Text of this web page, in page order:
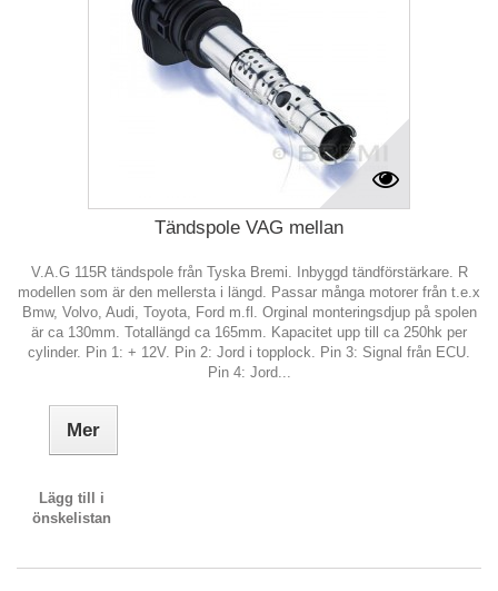
Tändspole VAG mellan
V.A.G 115R tändspole från Tyska Bremi. Inbyggd tändförstärkare. R
modellen som är den mellersta i längd. Passar många motorer från t.e.x
Bmw, Volvo, Audi, Toyota, Ford m.fl. Orginal monteringsdjup på spolen
är ca 130mm. Totallängd ca 165mm. Kapacitet upp till ca 250hk per
cylinder. Pin 1: + 12V. Pin 2: Jord i topplock. Pin 3: Signal från ECU.
Pin 4: Jord...
Mer
Lägg till i
önskelistan